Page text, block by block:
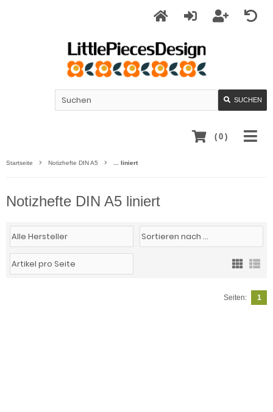
SUCHEN
( 0 )
Startseite Notizhefte DIN A5 ... liniert
Notizhefte DIN A5 liniert
Seiten: 1